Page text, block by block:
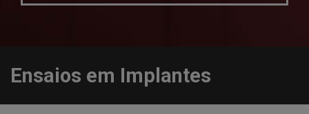
Ensaios em Implantes